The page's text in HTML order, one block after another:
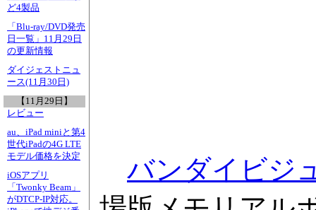
ど4製品
「Blu-ray/DVD発売
日一覧」11月29日
の更新情報
ダイジェストニュ
ース(11月30日)
【11月29日】
レビュー
au、iPad miniと第4
世代iPadの4G LTE
モデル価格を決定
iOSアプリ
「Twonky Beam」
がDTCP-IP対応。
バンダイビジ